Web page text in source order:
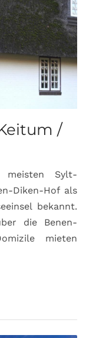
/
meisten Sylt-
Diken-Hof als
bekannt.
die Benen-
mieten